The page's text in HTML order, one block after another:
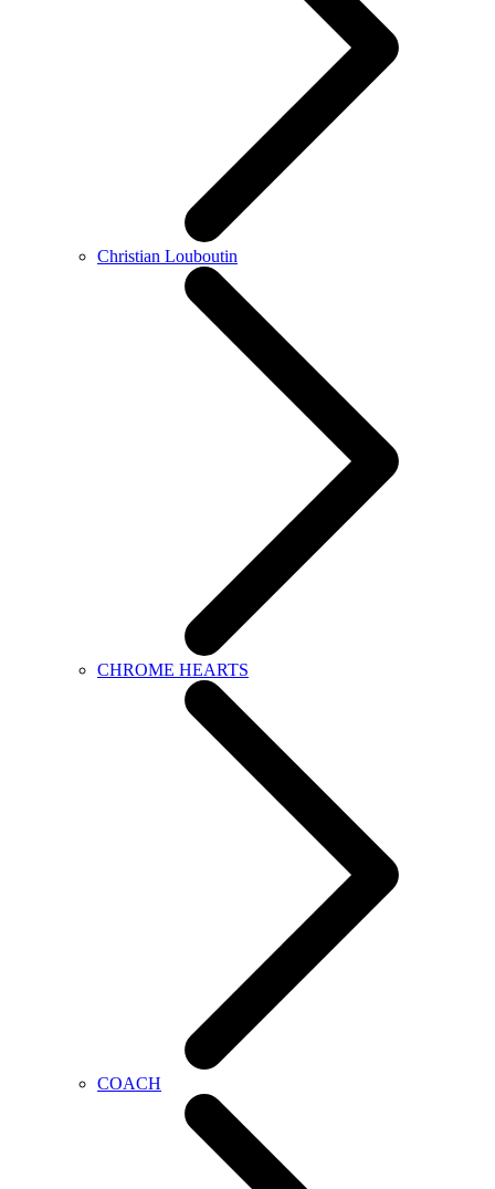
Christian Louboutin
CHROME HEARTS
COACH